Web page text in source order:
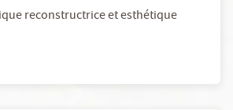
reconstructrice et esthétique